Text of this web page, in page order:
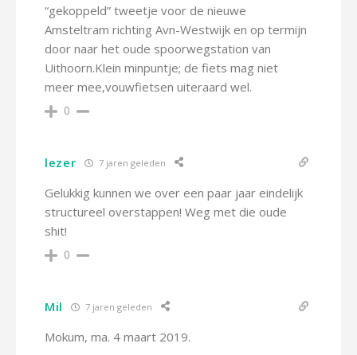
“gekoppeld” tweetje voor de nieuwe
Amsteltram richting Avn-Westwijk en op termijn
door naar het oude spoorwegstation van
Uithoorn.Klein minpuntje; de fiets mag niet
meer mee,vouwfietsen uiteraard wel.
0
lezer 7 jaren geleden
Gelukkig kunnen we over een paar jaar eindelijk
structureel overstappen! Weg met die oude
shit!
0
Mil 7 jaren geleden
Mokum, ma. 4 maart 2019.